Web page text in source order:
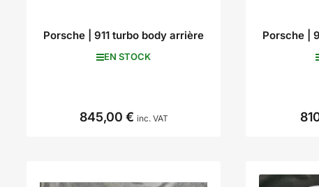
Porsche | 911 turbo body arrière
EN STOCK
Prix
845,00 € inc. VAT
Porsche |